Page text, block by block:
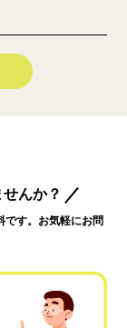
んか？
です。お気軽にお問